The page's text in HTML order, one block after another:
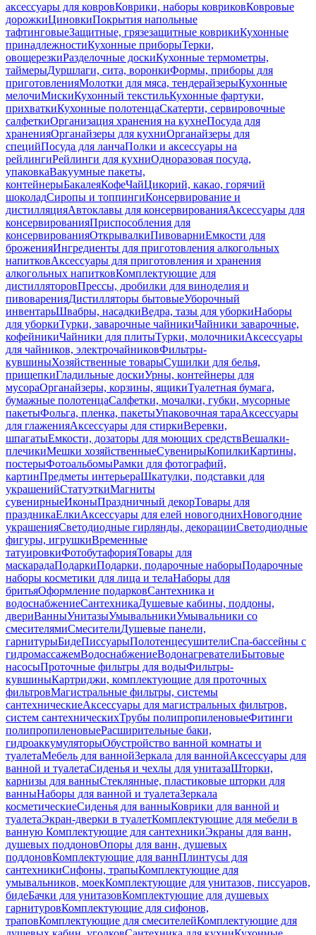
аксессуары для ковровКоврики, наборы ковриковКовровые
дорожкиЦиновкиПокрытия напольные
тафтинговыеЗащитные, грязезащитные коврикиКухонные
принадлежностиКухонные приборыТерки,
овощерезкиРазделочные доскиКухонные термометры,
таймерыДуршлаги, сита, воронкиФормы, приборы для
приготовленияМолотки для мяса, тендерайзерыКухонные
мелочиМискиКухонный текстильКухонные фартуки,
прихваткиКухонные полотенцаСкатерти, сервировочные
салфеткиОрганизация хранения на кухнеПосуда для
храненияОрганайзеры для кухниОрганайзеры для
специйПосуда для ланчаПолки и аксессуары на
рейлингиРейлинги для кухниОдноразовая посуда,
упаковкаВакуумные пакеты,
контейнерыБакалеяКофеЧайЦикорий, какао, горячий
шоколадСиропы и топпингиКонсервирование и
дистилляцияАвтоклавы для консервированияАксессуары для
консервированияПриспособления для
консервированияОткрывалкиПивоварниЕмкости для
броженияИнгредиенты для приготовления алкогольных
напитковАксессуары для приготовления и хранения
алкогольных напитковКомплектующие для
дистилляторовПрессы, дробилки для виноделия и
пивоваренияДистилляторы бытовыеУборочный
инвентарьШвабры, насадкиВедра, тазы для уборкиНаборы
для уборкиТурки, заварочные чайникиЧайники заварочные,
кофейникиЧайники для плитыТурки, молочникиАксессуары
для чайников, электрочайниковФильтры-
кувшиныХозяйственные товарыСушилки для белья,
прищепкиГладильные доскиУрны, контейнеры для
мусораОрганайзеры, корзины, ящикиТуалетная бумага,
бумажные полотенцаСалфетки, мочалки, губки, мусорные
пакетыФольга, пленка, пакетыУпаковочная тараАксессуары
для глаженияАксессуары для стиркиВеревки,
шпагатыЕмкости, дозаторы для моющих средствВешалки-
плечикиМешки хозяйственныеСувенирыКопилкиКартины,
постерыФотоальбомыРамки для фотографий,
картинПредметы интерьераШкатулки, подставки для
украшенийСтатуэткиМагниты
сувенирныеИконыПраздничный декорТовары для
праздникаЕлкиАксессуары для елей новогоднихНовогодние
украшенияСветодиодные гирлянды, декорацииСветодиодные
фигуры, игрушкиВременные
татуировкиФотобутафорияТовары для
маскарадаПодаркиПодарки, подарочные наборыПодарочные
наборы косметики для лица и телаНаборы для
бритьяОформление подарковСантехника и
водоснабжениеСантехникаДушевые кабины, поддоны,
двериВанныУнитазыУмывальникиУмывальники со
смесителямиСмесителиДушевые панели,
гарнитурыБидеПиссуарыПолотенцесушителиСпа-бассейны с
гидромассажемВодоснабжениеВодонагревателиБытовые
насосыПроточные фильтры для водыФильтры-
кувшиныКартриджи, комплектующие для проточных
фильтровМагистральные фильтры, системы
сантехническиеАксессуары для магистральных фильтров,
систем сантехническихТрубы полипропиленовыеФитинги
полипропиленовыеРасширительные баки,
гидроаккумуляторыОбустройство ванной комнаты и
туалетаМебель для ваннойЗеркала для ваннойАксессуары для
ванной и туалетаСиденья и чехлы для унитазаШторки,
карнизы для ванныСтеклянные, пластиковые шторки для
ванныНаборы для ванной и туалетаЗеркала
косметическиеСиденья для ванныКоврики для ванной и
туалетаЭкран-дверки в туалетКомплектующие для мебели в
ванную Комплектующие для сантехникиЭкраны для ванн,
душевых поддоновОпоры для ванн, душевых
поддоновКомплектующие для ваннПлинтусы для
сантехникиСифоны, трапыКомплектующие для
умывальников, моекКомплектующие для унитазов, писсуаров,
бидеБачки для унитазовКомплектующие для душевых
гарнитуровКомплектующие для сифонов,
траповКомплектующие для смесителейКомплектующие для